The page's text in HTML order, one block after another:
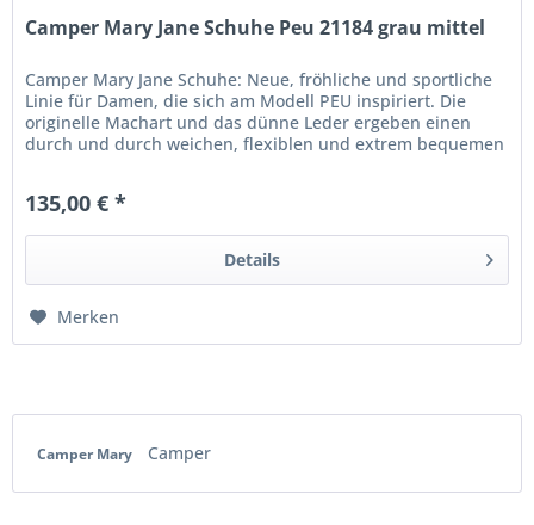
Camper Mary Jane Schuhe Peu 21184 grau mittel
Camper Mary Jane Schuhe: Neue, fröhliche und sportliche
Linie für Damen, die sich am Modell PEU inspiriert. Die
originelle Machart und das dünne Leder ergeben einen
durch und durch weichen, flexiblen und extrem bequemen
135,00 € *
Details
Merken
Camper Mary Camper